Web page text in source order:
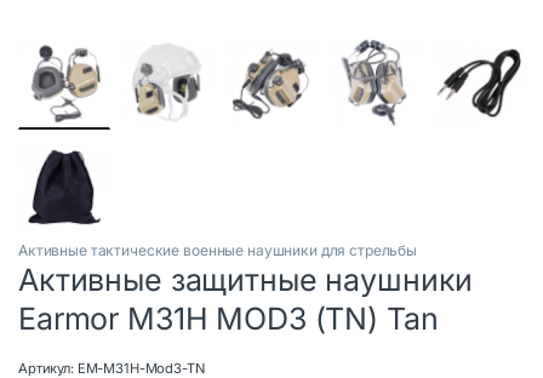
Активные тактические военные наушники для стрельбы
Активные защитные наушники
Earmor M31H MOD3 (TN) Tan
Артикул: EM-M31H-Mod3-TN